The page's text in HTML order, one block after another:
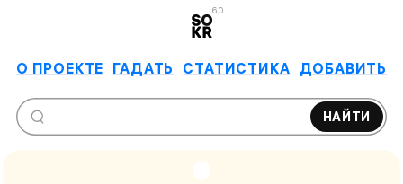
6.0
О ПРОЕКТЕ ГАДАТЬ СТАТИСТИКА ДОБАВИТЬ
НАЙТИ